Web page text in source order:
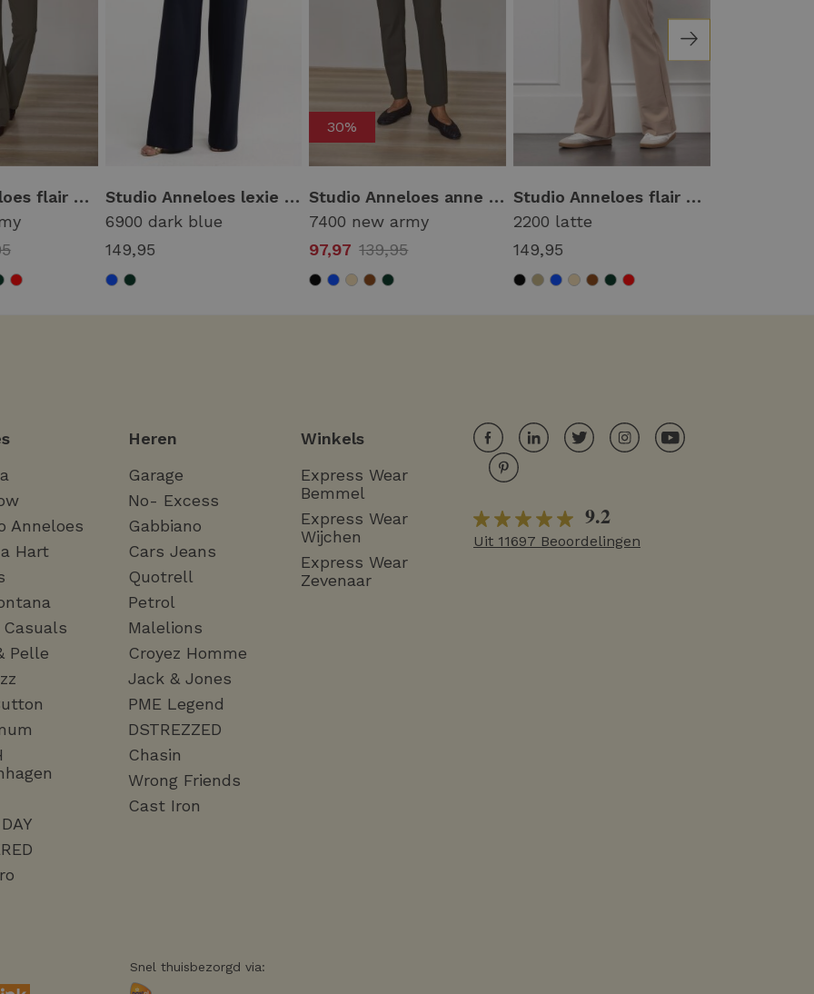
Studio Anneloes flair bonded trousers 94800 Flared 7400 new army
Studio Anneloes lexie long bonded trousers 94810 Broek 6900 dark blue
6900 dark blue
149,95
30%
Studio Anneloes anne bonded trousers 94819 Broek 7400 new army
7400 new army
97,97 139,95
Studio Anneloes flair bonded trousers 94800 Flared 2200 latte
2200 latte
149,95
Anneloes
Hart
Casuals
Pelle
Heren
Garage
No- Excess
Gabbiano
Cars Jeans
Quotrell
Petrol
Malelions
Croyez Homme
Jack & Jones
PME Legend
DSTREZZED
Chasin
Wrong Friends
Cast Iron
Winkels
Express Wear
Bemmel
Express Wear
Wijchen
Express Wear
Zevenaar
9.2
Uit 11697 Beoordelingen
Snel thuisbezorgd via: